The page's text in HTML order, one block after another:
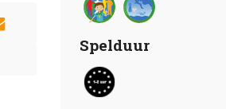
Spelduur